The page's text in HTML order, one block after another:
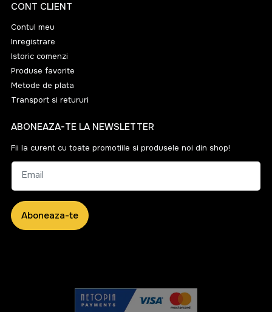
CONT CLIENT
Contul meu
Inregistrare
Istoric comenzi
Produse favorite
Metode de plata
Transport si retururi
ABONEAZA-TE LA NEWSLETTER
Fii la curent cu toate promotiile si produsele noi din shop!
Email
Aboneaza-te